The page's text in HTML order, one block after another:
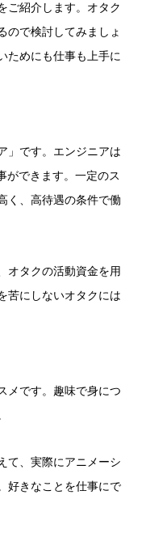
ご紹介します。オタク
ので検討してみましょ
ためにも仕事も上手に
」です。エンジニアは
ができます。一定のス
く、高待遇の条件で働
オタクの活動資金を用
苦にしないオタクには
メです。趣味で身につ
て、実際にアニメーシ
好きなことを仕事にで